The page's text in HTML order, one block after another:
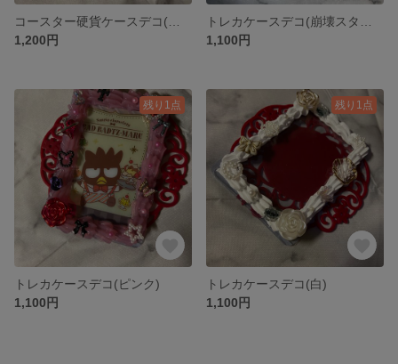
1,200円
1,100円
残り1点
トレカケースデコ(ピンク)
1,100円
残り1点
トレカケースデコ(白)
1,100円